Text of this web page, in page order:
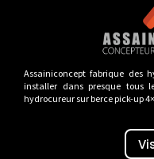
Assainiconcept fabrique des
installer dans presque tous
hydrocureur sur berce pick-up